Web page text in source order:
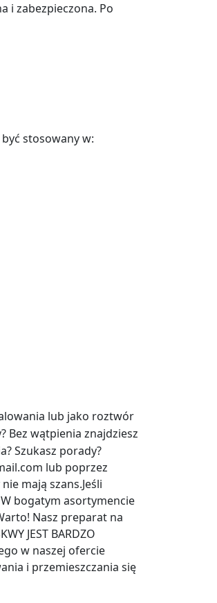
i zabezpieczona. Po
stosowany w:
lub jako roztwór
Bez wątpienia znajdziesz
Szukasz porady?
lub poprzez
mają szans.Jeśli
bogatym asortymencie
Nasz preparat na
JEST BARDZO
w naszej ofercie
i przemieszczania się